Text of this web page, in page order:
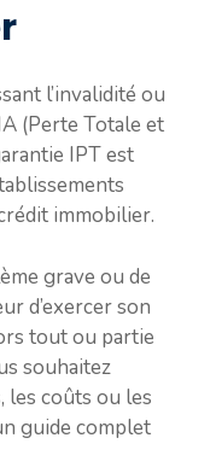
l’invalidité ou
(Perte Totale et
IPT est
immobilier.
grave ou de
d’exercer son
tout ou partie
souhaitez
les coûts ou les
guide complet